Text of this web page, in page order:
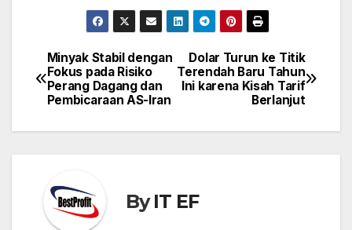
Post
navigation
Dolar Turun ke Titik
Terendah Baru Tahun
Ini karena Kisah Tarif
Berlanjut
Minyak Stabil dengan
Fokus pada Risiko
Perang Dagang dan
Pembicaraan AS-Iran
ByIT EF